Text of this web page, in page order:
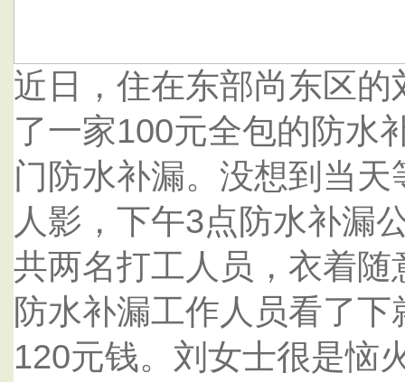
近日，住在东部尚东区
了一家100元全包的防水
门防水补漏。没想到当
人影，下午3点防水补漏
共两名打工人员，衣着
防水补漏工作人员看了
120元钱。刘女士很是恼